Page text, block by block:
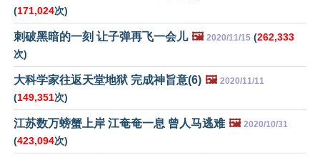
(171,024次)
刺破黑暗的一刻 让子弹再飞一会儿 🖼️ 2020/11/15 (262,333
次)
大科学家往返天堂地狱 完成神旨意(6) 🖼️ 2020/11/11
(149,351次)
江苏数万螃蟹上岸 江奄奄一息 曾人马逃难 🖼️ 2020/10/31
(423,094次)